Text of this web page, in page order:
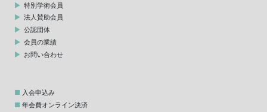
特別学術会員
法人賛助会員
公認団体
会員の業績
お問い合わせ
入会申込み
年会費オンライン決済